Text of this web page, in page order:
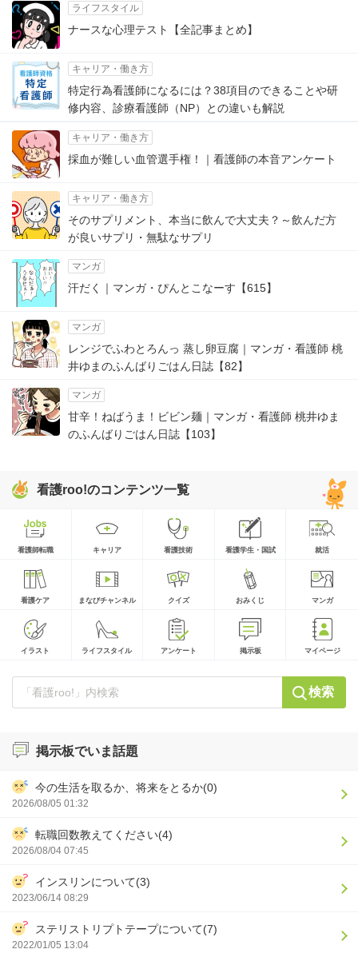
ライフスタイル
ナースな心理テスト【全記事まとめ】
キャリア・働き方
特定行為看護師になるには？38項目のできることや研
修内容、診療看護師（NP）との違いも解説
キャリア・働き方
採血が難しい血管選手権！｜看護師の本音アンケート
キャリア・働き方
そのサプリメント、本当に飲んで大丈夫？～飲んだ方
が良いサプリ・無駄なサプリ
マンガ
汗だく｜マンガ・ぴんとこなーす【615】
マンガ
レンジでふわとろんっ 蒸し卵豆腐｜マンガ・看護師 桃
井ゆまのふんばりごはん日誌【82】
マンガ
甘辛！ねばうま！ビビン麺｜マンガ・看護師 桃井ゆま
のふんばりごはん日誌【103】
看護roo!のコンテンツ一覧
看護師転職 キャリア 看護技術 看護学生・国試 就活
看護ケア まなびチャンネル クイズ おみくじ マンガ
イラスト ライフスタイル アンケート 掲示板 マイページ
検索
掲示板でいま話題
今の生活を取るか、将来をとるか(0)
2026/08/05 01:32
転職回数教えてください(4)
2026/08/04 07:45
インスリンについて(3)
2023/06/14 08:29
ステリストリプトテープについて(7)
2022/01/05 13:04